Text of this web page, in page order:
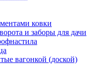
ковки
и заборы для дачи
вагонкой (доской)